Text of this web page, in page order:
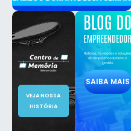
VEJA NOSSA
HISTÓRIA
SAIBA MAIS